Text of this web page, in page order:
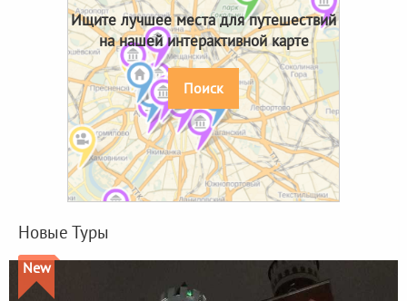
Ищите лучшее места для путешествий
на нашей интерактивной карте
Поиск
Новые Туры
New